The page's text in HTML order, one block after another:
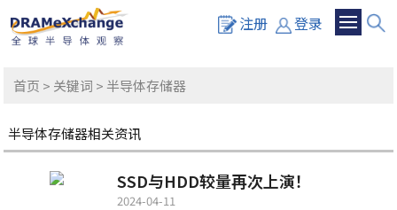
注册 登录
首页 > 关键词 > 半导体存储器
半导体存储器相关资讯
SSD与HDD较量再次上演！
2024-04-11